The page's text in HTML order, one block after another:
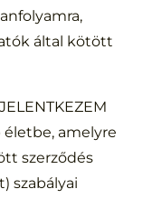
által kötött
amelyre
szerződés
szabályai